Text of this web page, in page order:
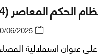
الحكم المعاصر (4)
06/2025
عنوان استقلالية